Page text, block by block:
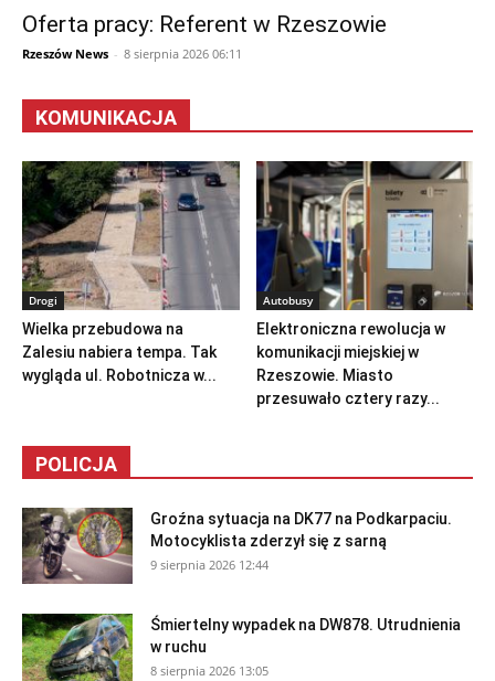
Oferta pracy: Referent w Rzeszowie
Rzeszów News - 8 sierpnia 2026 06:11
KOMUNIKACJA
Drogi
Wielka przebudowa na
Zalesiu nabiera tempa. Tak
wygląda ul. Robotnicza w...
Autobusy
Elektroniczna rewolucja w
komunikacji miejskiej w
Rzeszowie. Miasto
przesuwało cztery razy...
POLICJA
Groźna sytuacja na DK77 na Podkarpaciu.
Motocyklista zderzył się z sarną
9 sierpnia 2026 12:44
Śmiertelny wypadek na DW878. Utrudnienia
w ruchu
8 sierpnia 2026 13:05